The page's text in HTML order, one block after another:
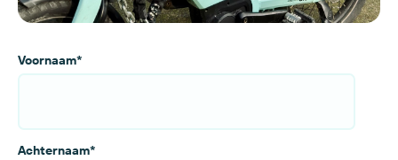
Voornaam*
Achternaam*